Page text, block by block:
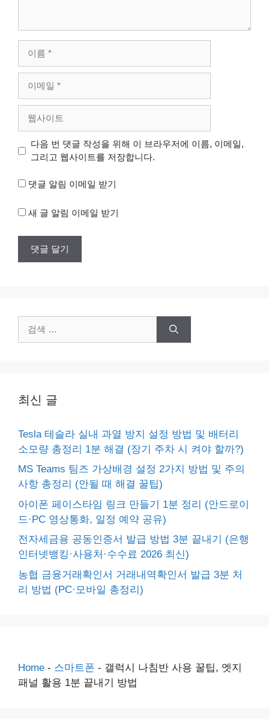
일
트
다음 번 댓글 작성을 위해 이 브라우저에 이름, 이메일,
그리고 웹사이트를 저장합니다.
댓글 알림 이메일 받기
새 글 알림 이메일 받기
색:
최신 글
Tesla 테슬라 실내 과열 방지 설정 방법 및 배터리
소모량 총정리 1분 해결 (장기 주차 시 켜야 할까?)
MS Teams 팀즈 가상배경 설정 2가지 방법 및 주의
사항 총정리 (안될 때 해결 꿀팁)
아이폰 페이스타임 링크 만들기 1분 정리 (안드로이
드·PC 영상통화, 일정 예약 공유)
전자세금용 공동인증서 발급 방법 3분 끝내기 (은행
인터넷뱅킹·사용처·수수료 2026 최신)
농협 금융거래확인서 거래내역확인서 발급 3분 처
리 방법 (PC·모바일 총정리)
Home - 스마트폰 - 갤럭시 나침반 사용 꿀팁, 엣지
패널 활용 1분 끝내기 방법